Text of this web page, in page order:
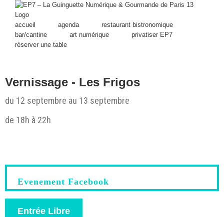
contentaccueil agenda
restaurant bistronomique
bar/cantine
art numérique
privatiser EP7
réserver une table
Vernissage - Les Frigos
du 12 septembre au 13 septembre
de 18h à 22h
Image
Evenement Facebook
Entrée Libre